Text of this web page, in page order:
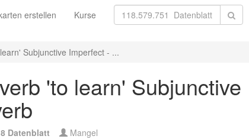
erstellen Kurse
Subjunctive Imperfect - ...
'to learn'
8 Datenblatt Mangel